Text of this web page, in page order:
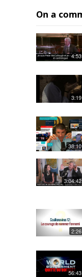
On a
4:53
3:19
38:10
3:04:42
2:26
56:43